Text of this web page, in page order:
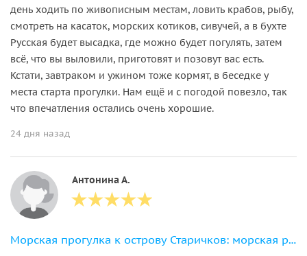
день ходить по живописным местам, ловить крабов, рыбу,
смотреть на касаток, морских котиков, сивучей, а в бухте
Русская будет высадка, где можно будет погулять, затем
всё, что вы выловили, приготовят и позовут вас есть.
Кстати, завтраком и ужином тоже кормят, в беседке у
места старта прогулки. Нам ещё и с погодой повезло, так
что впечатления остались очень хорошие.
24 дня назад
Антонина А.
Морская прогулка к острову Старичков: морская рыбалка и крабовое сафари